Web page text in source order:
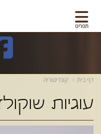
תפריט
דף בית קונדיטוריה
עוגיות